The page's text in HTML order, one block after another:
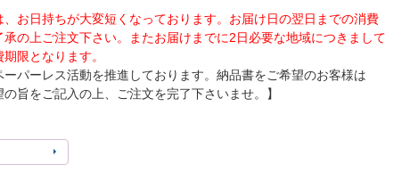
お日持ちが大変短くなっております。お届け日の翌日までの消費
の上ご注文下さい。またお届けまでに2日必要な地域につきまして
限となります。
ーパーレス活動を推進しております。納品書をご希望のお客様は
の旨をご記入の上、ご注文を完了下さいませ。】